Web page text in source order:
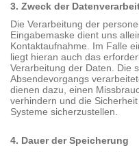
3. Zweck der
Die Verarbeitung der
Eingabemaske dient uns
Kontaktaufnahme. Im Falle
liegt hieran auch das
Verarbeitung der Daten. Die
Absendevorgangs
dienen dazu, einen
verhindern und die
Systeme sicherzustellen.
4. Dauer der Speicherung